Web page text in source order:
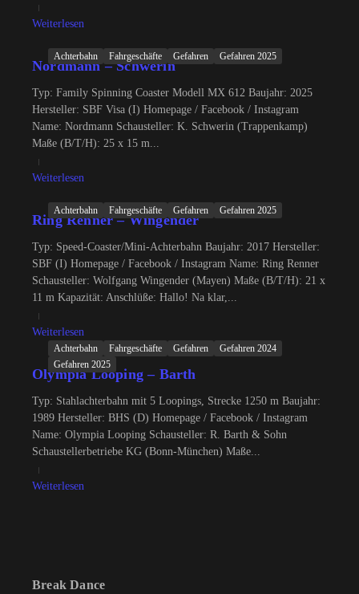
Weiterlesen
Achterbahn Fahrgeschäfte Gefahren Gefahren 2025
Nordmann – Schwerin
Typ: Family Spinning Coaster Modell MX 612 Baujahr: 2025
Hersteller: SBF Visa (I) Homepage / Facebook / Instagram
Name: Nordmann Schausteller: K. Schwerin (Trappenkamp)
Maße (B/T/H): 25 x 15 m...
Weiterlesen
Achterbahn Fahrgeschäfte Gefahren Gefahren 2025
Ring Renner – Wingender
Typ: Speed-Coaster/Mini-Achterbahn Baujahr: 2017 Hersteller:
SBF (I) Homepage / Facebook / Instagram Name: Ring Renner
Schausteller: Wolfgang Wingender (Mayen) Maße (B/T/H): 21 x
11 m Kapazität: Anschlüße: Hallo! Na klar,...
Weiterlesen
Achterbahn Fahrgeschäfte Gefahren
Gefahren 2024
Gefahren 2025
Olympia Looping – Barth
Typ: Stahlachterbahn mit 5 Loopings, Strecke 1250 m Baujahr:
1989 Hersteller: BHS (D) Homepage / Facebook / Instagram
Name: Olympia Looping Schausteller: R. Barth & Sohn
Schaustellerbetriebe KG (Bonn-München) Maße...
Weiterlesen
Break Dance